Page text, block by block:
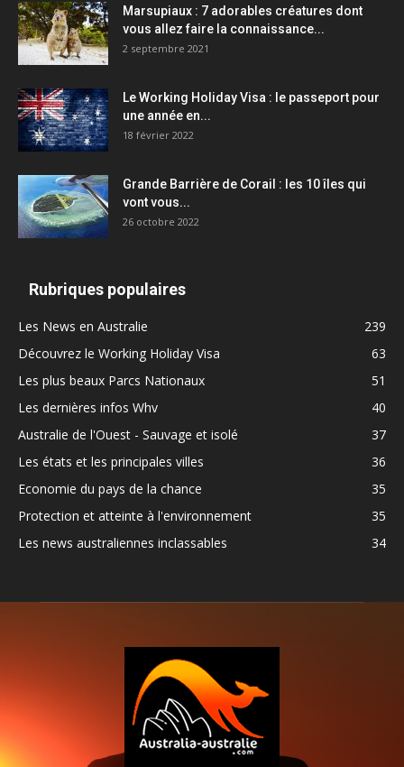
Marsupiaux : 7 adorables créatures dont
vous allez faire la connaissance...
2 septembre 2021
Le Working Holiday Visa : le passeport pour
une année en...
18 février 2022
Grande Barrière de Corail : les 10 îles qui
vont vous...
26 octobre 2022
Rubriques populaires
Les News en Australie
239
Découvrez le Working Holiday Visa
63
Les plus beaux Parcs Nationaux
51
Les dernières infos Whv
40
Australie de l'Ouest - Sauvage et isolé
37
Les états et les principales villes
36
Economie du pays de la chance
35
Protection et atteinte à l'environnement
35
Les news australiennes inclassables
34